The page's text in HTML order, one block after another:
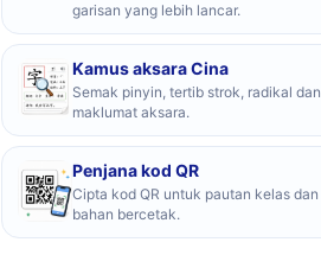
garisan yang lebih lancar.
Kamus aksara Cina
Semak pinyin, tertib strok, radikal dan
maklumat aksara.
Penjana kod QR
Cipta kod QR untuk pautan kelas dan
bahan bercetak.